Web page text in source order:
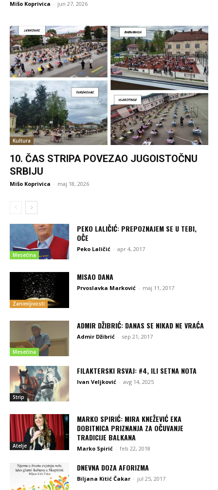
Mišo Koprivica - jun 27, 2026
Kultura
10. ČAS STRIPA POVEZAO JUGOISTOČNU
SRBIJU
Mišo Koprivica - maj 18, 2026
Mesečina
PEKO LALIČIĆ: PREPOZNAJEM SE U TEBI,
OČE
Peko Laličić - apr 4, 2017
Zanimljivosti
MISAO DANA
Prvoslavka Marković - maj 11, 2017
Mesečina
ADMIR DŽIBRIĆ: DANAS SE NIKAD NE VRAĆA
Admir Džibrić - sep 21, 2017
Strip
FILAKTERSKI RSVAJ: #4, ILI SETNA NOTA
Ivan Veljković - avg 14, 2025
Atelje
MARKO SPIRIĆ: MIRA KNEŽEVIĆ EKA
DOBITNICA PRIZNANJA ZA OČUVANJE
TRADICIJE BALKANA
Marko Spirić - feb 22, 2018
DNEVNA DOZA AFORIZMA
Biljana Kitić Čakar - jul 25, 2017